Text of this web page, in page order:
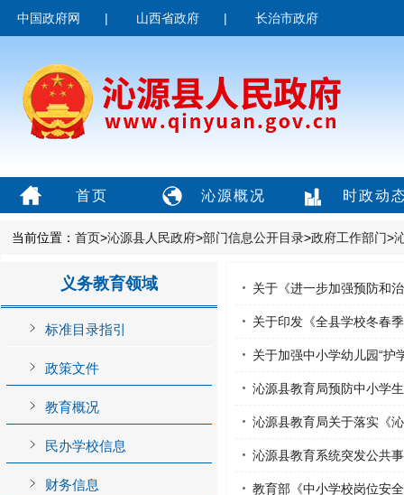
中国政府网 | 山西省政府 | 长治市政府
首页 沁源概况 时政动
当前位置： 首页>沁源县人民政府>部门信息公开目录>政府工作部门>
义务教育领域
标准目录指引
政策文件
教育概况
民办学校信息
财务信息
关于《进一步加强预防和
关于印发《全县学校冬春
关于加强中小学幼儿园“护
沁源县教育局预防中小学
沁源县教育局关于落实《
沁源县教育系统突发公共
教育部《中小学校岗位安